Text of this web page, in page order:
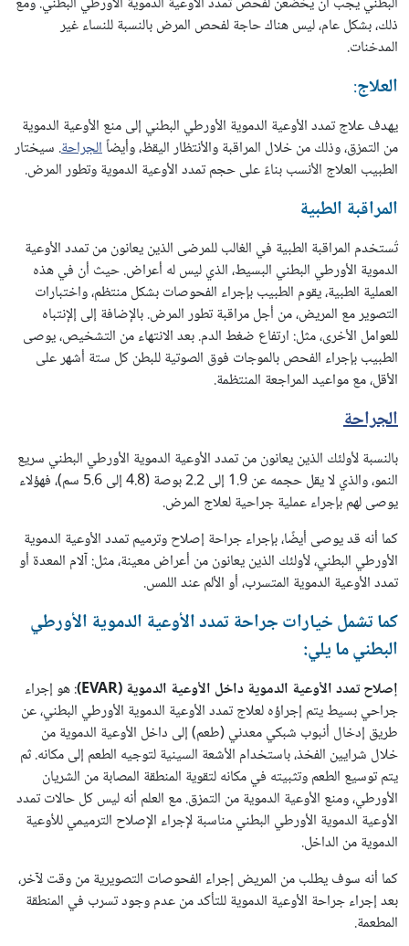
ذلك، بشكل عام، ليس هناك حاجة لفحص المرض بالنسبة للنساء غير
المدخنات.
العلاج:
يهدف علاج تمدد الأوعية الدموية الأورطي البطني إلى منع الأوعية الدموية
من التمزق، وذلك من خلال المراقبة والأنتظار اليقظ، وأيضاًالجراحة. سيختار
الطبيب العلاج الأنسب بناءً على حجم تمدد الأوعية الدموية وتطور المرض.
المراقبة الطبية
تُستخدم المراقبة الطبية في الغالب للمرضى الذين يعانون من تمدد الأوعية
الدموية الأورطي البطني البسيط، الذي ليس له أعراض. حيث أن في هذه
العملية الطبية، يقوم الطبيب بإجراء الفحوصات بشكل منتظم، واختبارات
التصوير مع المريض، من أجل مراقبة تطور المرض. بالإضافة إلى إلإنتباه
للعوامل الأخرى، مثل: ارتفاع ضغط الدم. بعد الانتهاء من التشخيص، يوصى
الطبيب بإجراء الفحص بالموجات فوق الصوتية للبطن كل ستة أشهر على
الأقل، مع مواعيد المراجعة المنتظمة.
الجراحة
بالنسبة لأولئك الذين يعانون من تمدد الأوعية الدموية الأورطي البطني سريع
النمو، والذي لا يقل حجمه عن 1.9 إلى 2.2 بوصة (4.8 إلى 5.6 سم)، فهؤلاء
يوصى لهم بإجراء عملية جراحية لعلاج المرض.
كما أنه قد يوصى أيضًا، بإجراء جراحة إصلاح وترميم تمدد الأوعية الدموية
الأورطي البطني، لأولئك الذين يعانون من أعراض معينة، مثل: آلام المعدة أو
تمدد الأوعية الدموية المتسرب، أو الألم عند اللمس.
كما تشمل خيارات جراحة تمدد الأوعية الدموية الأورطي
البطني ما يلي:
إصلاح تمدد الأوعية الدموية داخل الأوعية الدموية (EVAR
): هو إجراء
جراحي بسيط يتم إجراؤه لعلاج تمدد الأوعية الدموية الأورطي البطني، عن
طريق إدخال أنبوب شبكي معدني (طعم) إلى داخل الأوعية الدموية من
خلال شرايين الفخذ، باستخدام الأشعة السينية لتوجيه الطعم إلى مكانه. ثم
يتم توسيع الطعم وتثبيته في مكانه لتقوية المنطقة المصابة من الشريان
الأورطي، ومنع الأوعية الدموية من التمزق. مع العلم أنه ليس كل حالات تمدد
الأوعية الدموية الأورطي البطني مناسبة لإجراء الإصلاح الترميمي للأوعية
الدموية من الداخل.
كما أنه سوف يطلب من المريض إجراء الفحوصات التصويرية من وقت لآخر،
بعد إجراء جراحة الأوعية الدموية للتأكد من عدم وجود تسرب في المنطقة
المطعمة.